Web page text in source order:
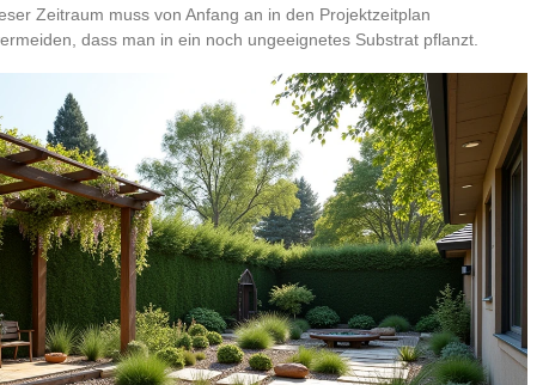
Zeitraum muss von Anfang an in den Projektzeitplan
dass man in ein noch ungeeignetes Substrat pflanzt.